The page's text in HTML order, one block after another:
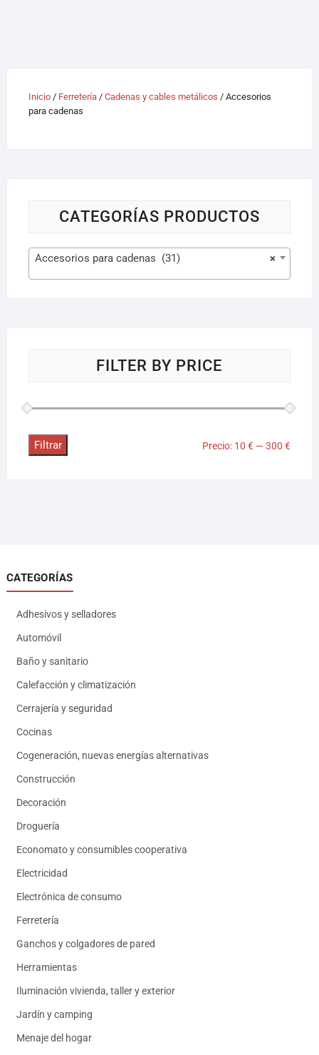
Inicio/ Ferretería/ Cadenas y cables metálicos / Accesorios
para cadenas
CATEGORÍAS PRODUCTOS
×
Accesorios para cadenas (31)
FILTER BY PRICE
Filtrar Precio: 10 € —300 €
CATEGORÍAS
Adhesivos y selladores
Automóvil
Baño y sanitario
Calefacción y climatización
Cerrajería y seguridad
Cocinas
Cogeneración, nuevas energías alternativas
Construcción
Decoración
Droguería
Economato y consumibles cooperativa
Electricidad
Electrónica de consumo
Ferretería
Ganchos y colgadores de pared
Herramientas
Iluminación vivienda, taller y exterior
Jardín y camping
Menaje del hogar